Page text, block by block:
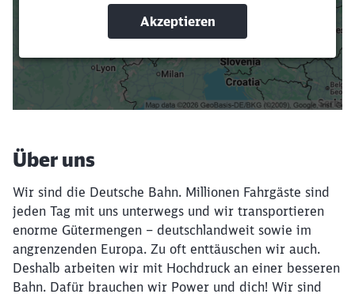
Suchbegriffe eingeben
Filter setzen
Über uns
Wir sind die Deutsche Bahn. Millionen Fahrgäste sind
jeden Tag mit uns unterwegs und wir transportieren
enorme Gütermengen – deutschlandweit sowie im
angrenzenden Europa. Zu oft enttäuschen wir auch.
Deshalb arbeiten wir mit Hochdruck an einer besseren
Bahn. Dafür brauchen wir Power und dich! Wir sind